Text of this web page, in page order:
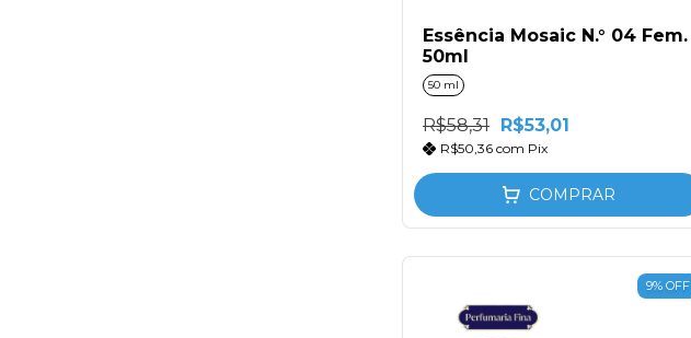
Essência Mosaic N.° 04 Fem.
50ml
50 ml
R$58,31 R$53,01
R$50,36 com Pix
COMPRAR
9% OFF